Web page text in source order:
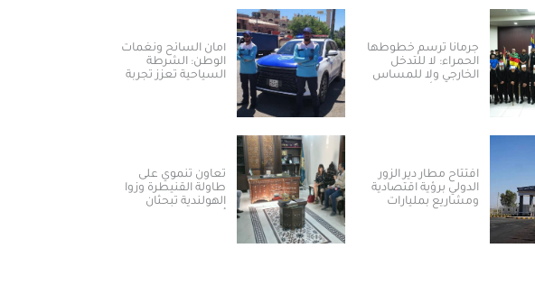
جرمانا ترسم خطوطها
الحمراء: لا للتدخل
الخارجي ولا للمساس
أمان السائح ونغمات
الوطن: الشرطة
السياحية تعزز تجربة
افتتاح مطار دير الزور
الدولي برؤية اقتصادية
ومشاريع بمليارات
تعاون تنموي على
طاولة القنيطرة وزوا
الهولندية تبحثان